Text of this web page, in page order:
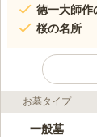
徳一大師作
桜の名所
ライフドット編
西福寺
お墓タイプ
一般墓